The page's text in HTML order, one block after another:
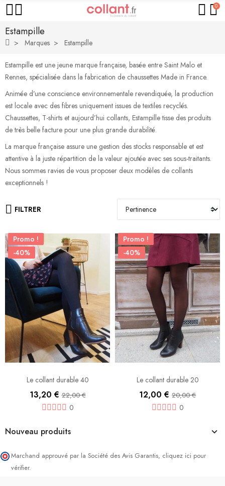
0
Estampille
Marques Estampille
Nouveau produits
Estampille est une jeune marque française, basée entre Saint Malo et
Rennes, spécialisée dans la fabrication de chaussettes Made in France.
Animée d’une conscience environnementale revendiquée, la production
est locale avec des fibres uniquement issues de textiles recyclés.
Chaussettes, T-shirts et aujourd’hui collants, Estampille tisse des produits
de très belle facture pour une plus grande durabilité.
La marque française assure une gestion des stocks responsable et est
attentive à la juste répartition de la valeur ajoutée avec ses sous-traitants.
Nous sommes ravies de vous proposer deux modèles de collants
exceptionnels !
FILTRER
Promo !
-40%
Le collant durable 40
13,20 €22,00 €
0
Promo !
-40%
Le collant durable 20
12,00 € 20,00 €
0
Marchand approuvé par la Société des Avis Garantis, cliquez ici pour
vérifier.